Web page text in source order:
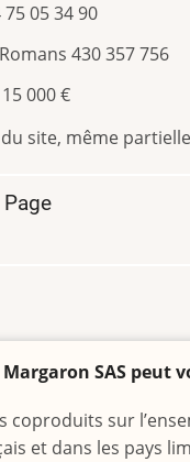
05 34 90
430 357 756
000 €
site, même
SAS peut
coproduits sur
et dans les pays